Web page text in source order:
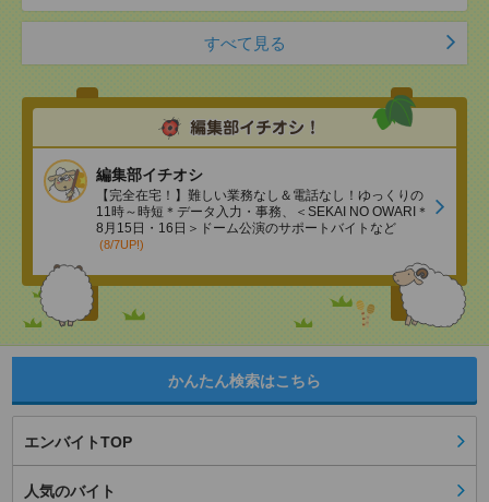
すべて見る
編集部イチオシ
【完全在宅！】難しい業務なし＆電話なし！ゆっくりの
11時～時短＊データ入力・事務、＜SEKAI NO OWARI＊
8月15日・16日＞ドーム公演のサポートバイトなど
(8/7UP!)
かんたん検索はこちら
エンバイトTOP
人気のバイト